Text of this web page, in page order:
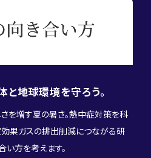
と地球環境を守ろう。
を増す夏の暑さ。熱中症対策を科
果ガスの排出削減につながる研
い方を考えます。